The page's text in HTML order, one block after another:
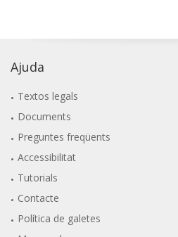
Ajuda
Textos legals
Documents
Preguntes freqüents
Accessibilitat
Tutorials
Contacte
Política de galetes